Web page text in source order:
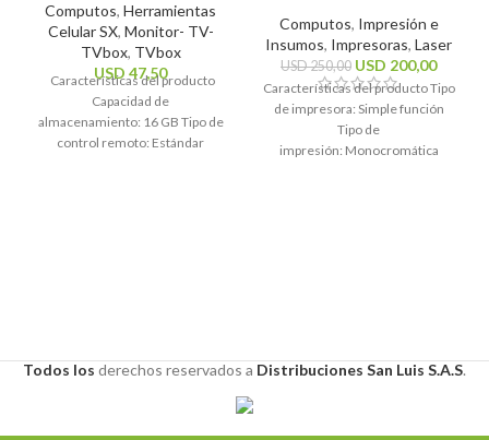
Computos, Herramientas
Celular SX, Monitor- TV-
TVbox, TVbox
USD 47,50
Características del producto
Capacidad de
almacenamiento: 16 GB Tipo de
control remoto: Estándar
Computos, Impresión e
Insumos, Impresoras, Laser
USD250,00 USD 200,00
Características del producto Tipo
de impresora: Simple función
Tipo de
impresión: Monocromática
Todos los derechos reservados a Distribuciones San Luis S.A.S.